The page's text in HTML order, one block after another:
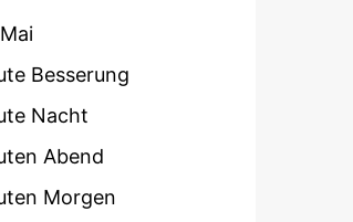
Besserung
Nacht
Abend
Morgen